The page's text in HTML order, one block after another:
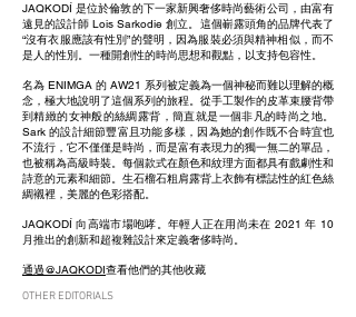
JAQKODÍ 是位於倫敦的下一家新興奢侈時尚藝術公司，由富有
遠見的設計師 Lois Sarkodie 創立。這個嶄露頭角的品牌代表了
“沒有衣服應該有性別”的聲明，因為服裝必須與精神相似，而不
是人的性別。一種開創性的時尚思想和觀點，以支持包容性。
名為 ENIMGA 的 AW21 系列被定義為一個神秘而難以理解的概
念，極大地說明了這個系列的旅程。從手工製作的皮革束腰背帶
到精緻的女神般的絲綢露背，簡直就是一個非凡的時尚之地。
Sark 的設計細節豐富且功能多樣，因為她的創作既不合時宜也
不流行，它不僅僅是時尚，而是富有表現力的獨一無二的單品，
也被稱為高級時裝。每個款式在顏色和紋理方面都具有戲劇性和
詩意的元素和細節。生石榴石粗肩露背上衣飾有標誌性的紅色絲
綢襯裡，美麗的色彩搭配。
JAQKODÍ 向高端市場咆哮。年輕人正在用尚未在 2021 年 10
月推出的創新和超複雜設計來定義奢侈時尚。
通過@JAQKODI查看他們的其他收藏
OTHER EDITORIALS